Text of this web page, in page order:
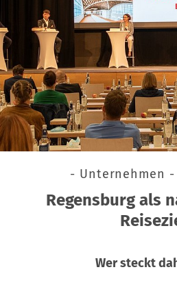
- Unternehmen -
Regensburg als
Wer steckt